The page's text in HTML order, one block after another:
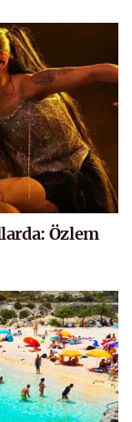
Özlem